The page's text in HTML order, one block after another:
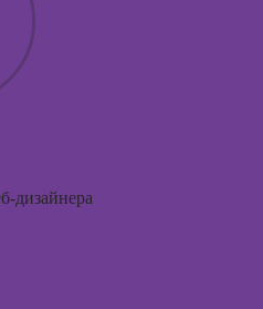
дизайнера